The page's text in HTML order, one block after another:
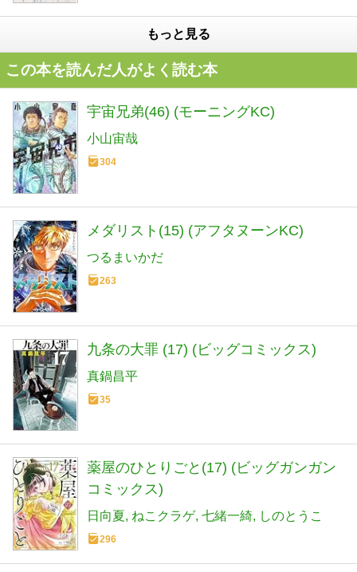
もっと見る
この本を読んだ人がよく読む本
宇宙兄弟(46) (モーニングKC)
小山宙哉
304
メダリスト(15) (アフタヌーンKC)
つるまいかだ
263
九条の大罪 (17) (ビッグコミックス)
真鍋昌平
35
薬屋のひとりごと(17) (ビッグガンガン
コミックス)
日向夏 ねこクラゲ 七緒一綺 しのとうこ
296